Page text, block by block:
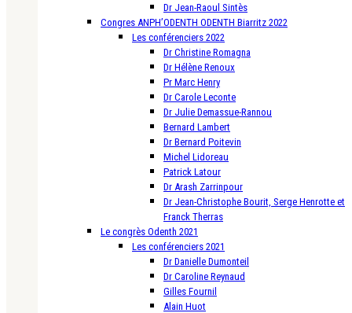
Dr Jean-Raoul Sintès
Congres ANPH’ODENTH ODENTH Biarritz 2022
Les conférenciers 2022
Dr Christine Romagna
Dr Hélène Renoux
Pr Marc Henry
Dr Carole Leconte
Dr Julie Demassue-Rannou
Bernard Lambert
Dr Bernard Poitevin
Michel Lidoreau
Patrick Latour
Dr Arash Zarrinpour
Dr Jean-Christophe Bourit, Serge Henrotte et
Franck Therras
Le congrès Odenth 2021
Les conférenciers 2021
Dr Danielle Dumonteil
Dr Caroline Reynaud
Gilles Fournil
Alain Huot